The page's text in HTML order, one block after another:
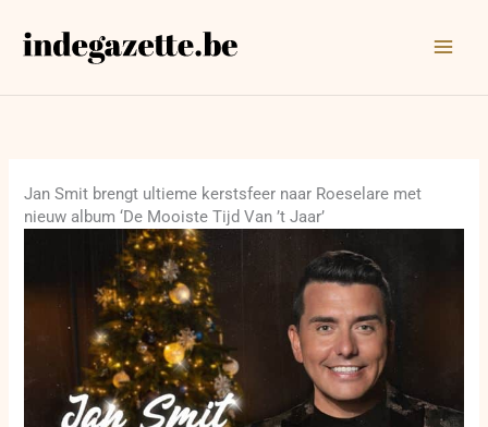
naar
Jan Smit brengt ultieme kerstsfeer naar Roeselare met
nieuw album ‘De Mooiste Tijd Van ’t Jaar’